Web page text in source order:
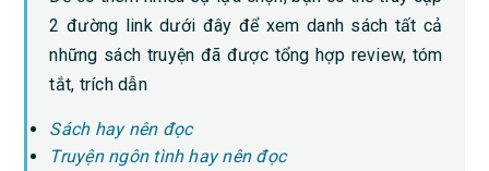
2 đường link dưới đây để xem danh sách tất cả
những sách truyện đã được tổng hợp review, tóm
tắt, trích dẫn
Sách hay nên đọc
Truyện ngôn tình hay nên đọc